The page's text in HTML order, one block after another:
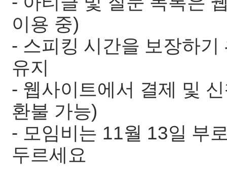
이용 중)
- 스피킹 시간을 보장하
유지
- 웹사이트에서 결제 및
환불 가능)
- 모임비는 11월 13일 부
두르세요